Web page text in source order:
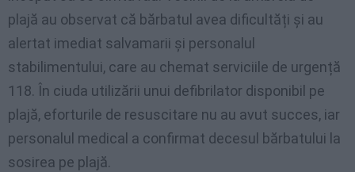
plajă au observat că bărbatul avea dificultăți și au
alertat imediat salvamarii și personalul
stabilimentului, care au chemat serviciile de urgență
118. În ciuda utilizării unui defibrilator disponibil pe
plajă, eforturile de resuscitare nu au avut succes, iar
personalul medical a confirmat decesul bărbatului la
sosirea pe plajă.